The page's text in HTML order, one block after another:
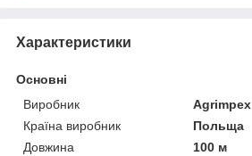
Характеристики
Основні
Виробник
Agrimpex
Країна виробник
Польща
Довжина
100 м